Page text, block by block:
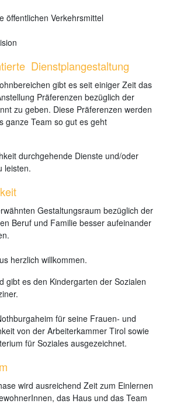
öffentlichen Verkehrsmittel
Dienstplangestaltung
gibt es seit einiger Zeit das
Präferenzen bezüglich der
zu geben. Diese Präferenzen werden
ganze Team so gut es geht
durchgehende Dienste und/oder
leisten.
Gestaltungsraum bezüglich der
Beruf und Familie besser aufeinander
herzlich willkommen.
gibt es den Kindergarten der Sozialen
für seine Frauen- und
von der Arbeiterkammer Tirol sowie
für Soziales ausgezeichnet.
wird ausreichend Zeit zum Einlernen
das Haus und das Team